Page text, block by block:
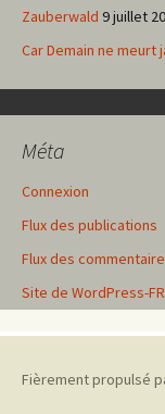
Zauberwald 9 juillet
Car Demain ne meurt
Méta
Connexion
Flux des publications
Flux des
Site de WordPress-FR
Fièrement propulsé